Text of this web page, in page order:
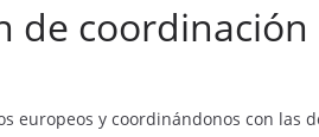
de coordinación
europeos y coordinándonos con las